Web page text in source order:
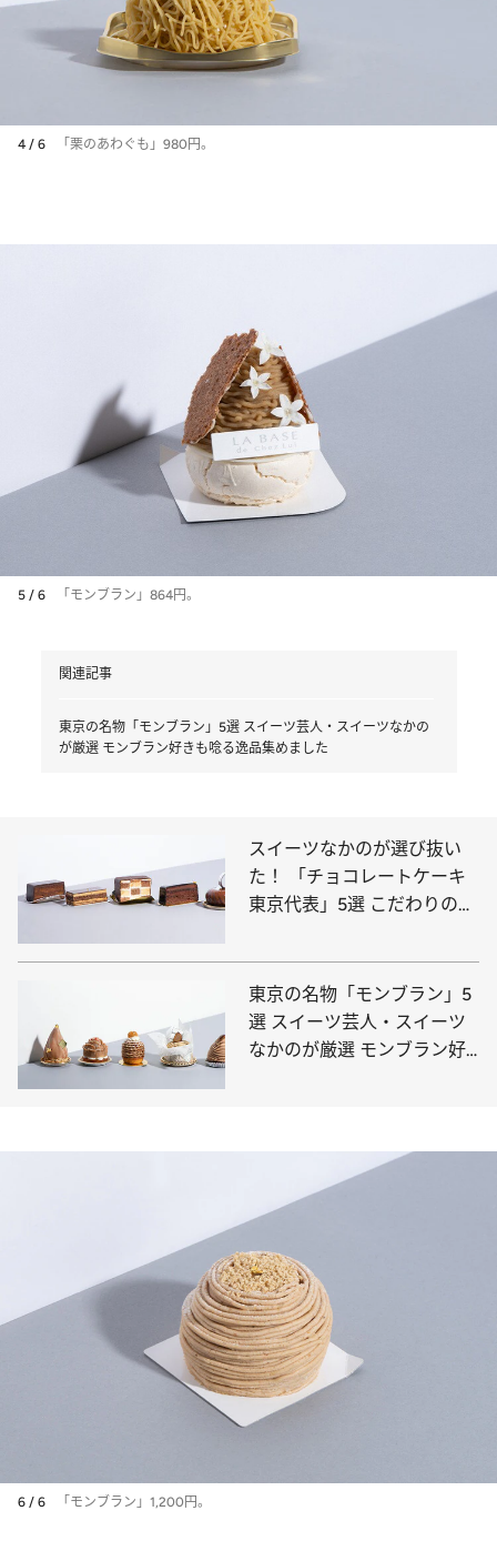
4 / 6 「栗のあわぐも」980円。
5 / 6 「モンブラン」864円。
関連記事
東京の名物「モンブラン」5選 スイーツ芸人・スイーツなかの
が厳選 モンブラン好きも唸る逸品集めました
スイーツなかのが選び抜い
た！ 「チョコレートケーキ
東京代表」5選 こだわりの結
東京の名物「モンブラン」5
選 スイーツ芸人・スイーツ
なかのが厳選 モンブラン好
6 / 6 「モンブラン」1,200円。